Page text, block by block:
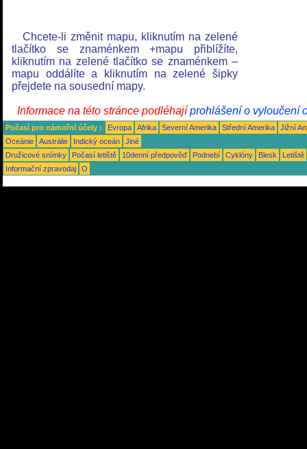
Chcete-li změnit mapu, kliknutím na zelené
tlačítko se znaménkem +mapu přiblížíte,
kliknutím na zelené tlačítko se znaménkem –
mapu oddálíte a kliknutím na zelené šipky
přejdete na sousední mapy.
Informace na této stránce podléhajíprohlášení o vyloučení
Počasí pro námořní účely : Evropa Afrika Severní Amerika Střední Amerika
Jižní
Oceánie
Austrálie Indický oceán
Jiné
Družicové snímky
Počasí letiště 10denní předpověď Podnebí Cyklóny Blesk
Letiště
Informační zpravodaj
O